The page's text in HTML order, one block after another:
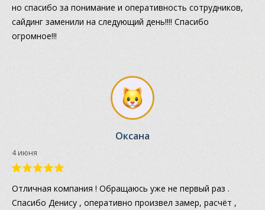
но спасибо за понимание и оперативность сотрудников,
сайдинг заменили на следующий день!!!! Спасибо
огромное!!!
Оксана
4 июня
Отличная компания ! Обращаюсь уже не первый раз .
Спасибо Денису , оперативно произвел замер, расчёт ,